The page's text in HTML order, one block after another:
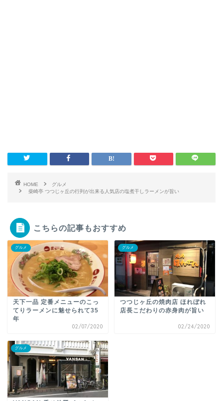
HOME
グルメ
柴崎亭 つつじヶ丘の行列が出来る人気店の塩煮干しラーメンが旨い
こちらの記事もおすすめ
グルメ
天下一品 定番メニューのこっ
てりラーメンに魅せられて35
年
02/07/2020
グルメ
つつじヶ丘の焼肉店 ほれぼれ
店長こだわりの赤身肉が旨い
02/24/2020
グルメ